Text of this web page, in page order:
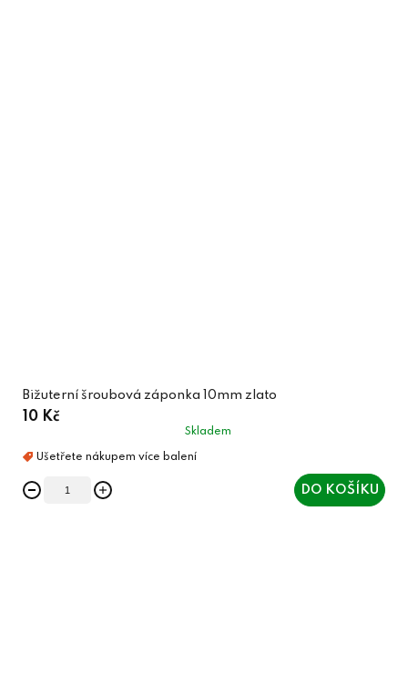
Bižuterní šroubová záponka 10mm zlato
10 Kč
Skladem
DO KOŠÍKU